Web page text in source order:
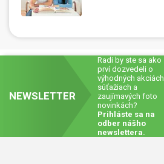
NEWSLETTER
Radi by ste sa ako
prví dozvedeli o
výhodných akciách,
súťažiach a
zaujímavých foto
novinkách?
Prihláste sa na
odber nášho
newslettera.